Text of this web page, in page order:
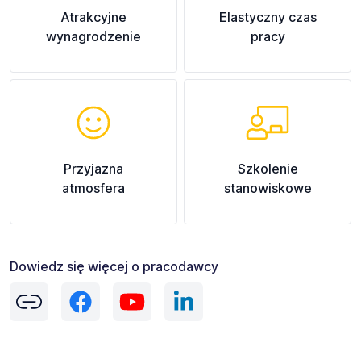
Atrakcyjne
wynagrodzenie
Elastyczny czas
pracy
Przyjazna
atmosfera
Szkolenie
stanowiskowe
Dowiedz się więcej o pracodawcy